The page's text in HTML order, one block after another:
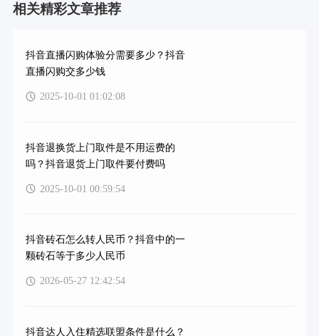
相关精彩文章推荐
抖音直播闪购体验分需要多少？抖音
直播闪购交多少钱
2025-10-01 01:02:08
抖音退换货上门取件是不用运费的
吗？抖音退货上门取件要付费吗
2025-10-01 00:59:54
抖音砖石怎么转人民币？抖音中的一
颗砖石等于多少人民币
2026-05-27 12:42:54
抖音达人入住精选联盟条件是什么？